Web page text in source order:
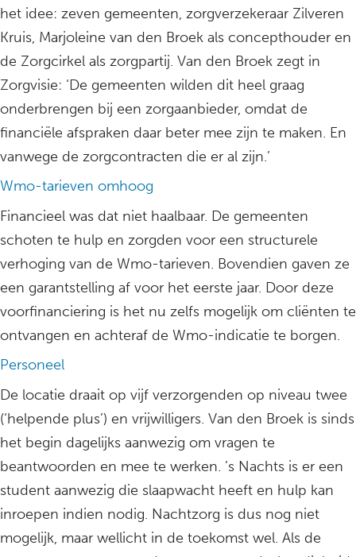
het idee: zeven gemeenten, zorgverzekeraar Zilveren
Kruis, Marjoleine van den Broek als concepthouder en
de Zorgcirkel als zorgpartij. Van den Broek zegt in
Zorgvisie: ‘De gemeenten wilden dit heel graag
onderbrengen bij een zorgaanbieder, omdat de
financiële afspraken daar beter mee zijn te maken. En
vanwege de zorgcontracten die er al zijn.’
Wmo-tarieven omhoog
Financieel was dat niet haalbaar. De gemeenten
schoten te hulp en zorgden voor een structurele
verhoging van de Wmo-tarieven. Bovendien gaven ze
een garantstelling af voor het eerste jaar. Door deze
voorfinanciering is het nu zelfs mogelijk om cliënten te
ontvangen en achteraf de Wmo-indicatie te borgen.
Personeel
De locatie draait op vijf verzorgenden op niveau twee
(‘helpende plus’) en vrijwilligers. Van den Broek is sinds
het begin dagelijks aanwezig om vragen te
beantwoorden en mee te werken. ’s Nachts is er een
student aanwezig die slaapwacht heeft en hulp kan
inroepen indien nodig. Nachtzorg is dus nog niet
mogelijk, maar wellicht in de toekomst wel. Als de